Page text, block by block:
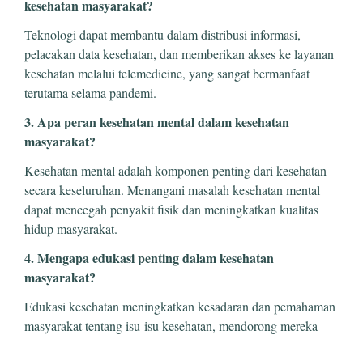
kesehatan masyarakat?
Teknologi dapat membantu dalam distribusi informasi,
pelacakan data kesehatan, dan memberikan akses ke layanan
kesehatan melalui telemedicine, yang sangat bermanfaat
terutama selama pandemi.
3. Apa peran kesehatan mental dalam kesehatan
masyarakat?
Kesehatan mental adalah komponen penting dari kesehatan
secara keseluruhan. Menangani masalah kesehatan mental
dapat mencegah penyakit fisik dan meningkatkan kualitas
hidup masyarakat.
4. Mengapa edukasi penting dalam kesehatan
masyarakat?
Edukasi kesehatan meningkatkan kesadaran dan pemahaman
masyarakat tentang isu-isu kesehatan, mendorong mereka